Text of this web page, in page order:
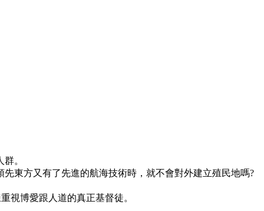
。
東方又有了先進的航海技術時，就不會對外建立殖民地嗎?
視博愛跟人道的真正基督徒。